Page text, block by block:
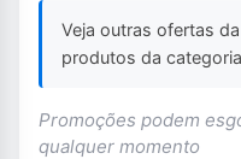
Veja outras ofertas
produtos da categoria
Promoções podem
qualquer momento